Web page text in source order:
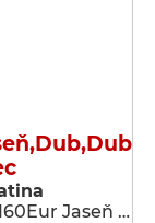
Jaseň …